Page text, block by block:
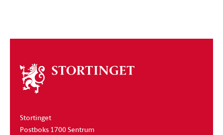
Om
stortinget
Stortinget
Postboks 1700 Sentrum